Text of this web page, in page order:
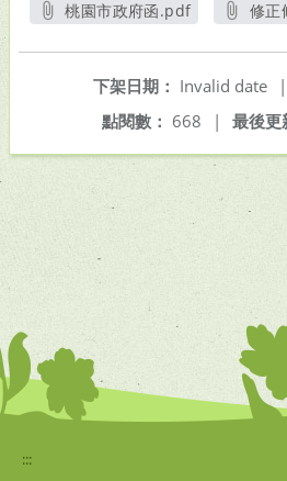
桃園市政府函.pdf
修正
下架日期： Invalid date
|
最後更
點閱數： 668 |
:::